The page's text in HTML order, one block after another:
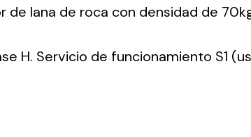
de lana de roca con densidad de
H. Servicio de funcionamiento S1